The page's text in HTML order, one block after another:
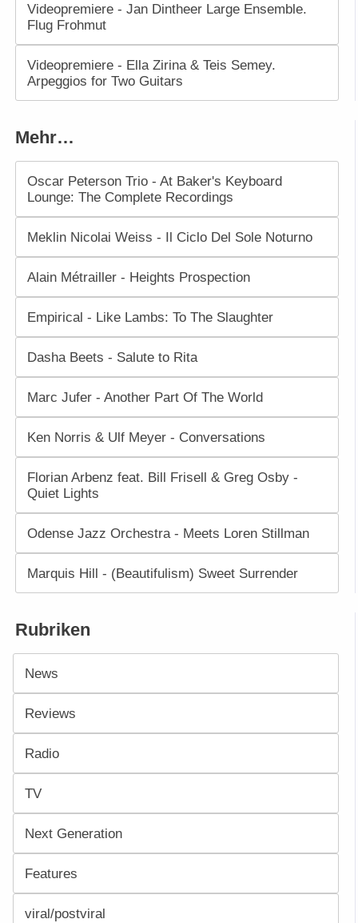
Videopremiere - Jan Dintheer Large Ensemble.
Flug Frohmut
Videopremiere - Ella Zirina & Teis Semey.
Arpeggios for Two Guitars
Mehr…
Oscar Peterson Trio - At Baker's Keyboard
Lounge: The Complete Recordings
Meklin Nicolai Weiss - Il Ciclo Del Sole Noturno
Alain Métrailler - Heights Prospection
Empirical - Like Lambs: To The Slaughter
Dasha Beets - Salute to Rita
Marc Jufer - Another Part Of The World
Ken Norris & Ulf Meyer - Conversations
Florian Arbenz feat. Bill Frisell & Greg Osby -
Quiet Lights
Odense Jazz Orchestra - Meets Loren Stillman
Marquis Hill - (Beautifulism) Sweet Surrender
Rubriken
News
Reviews
Radio
TV
Next Generation
Features
viral/postviral